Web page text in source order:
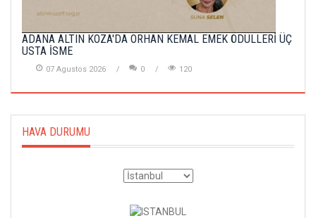
ADANA ALTIN KOZA'DA ORHAN KEMAL EMEK ÖDÜLLERİ ÜÇ
USTA İSME
07 Agustos 2026 0 120
HAVA DURUMU